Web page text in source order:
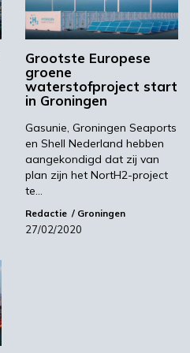
routes
exploiteren, terwijl
zal gebruiken om de
productieprocessen
partijen zullen
routes verkennen om
om de uitstoot van
Het Havenbedrijf
de infrastructuur
van groene waterstof,
voor de ontwikkeling
Grootste Europese
groene
waterstofproject start
in Groningen
Gasunie, Groningen Seaports
en Shell Nederland hebben
aangekondigd dat zij van
plan zijn het NortH2-project
te…
Redactie Groningen
27/02/2020